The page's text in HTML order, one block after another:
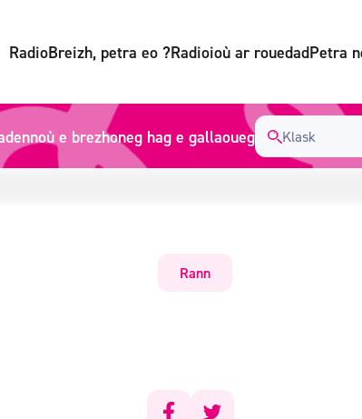
RadioBreizh, petra eo ?Radioioù ar rouedadPetra
e brezhoneg hag e gallaoueg
Rann